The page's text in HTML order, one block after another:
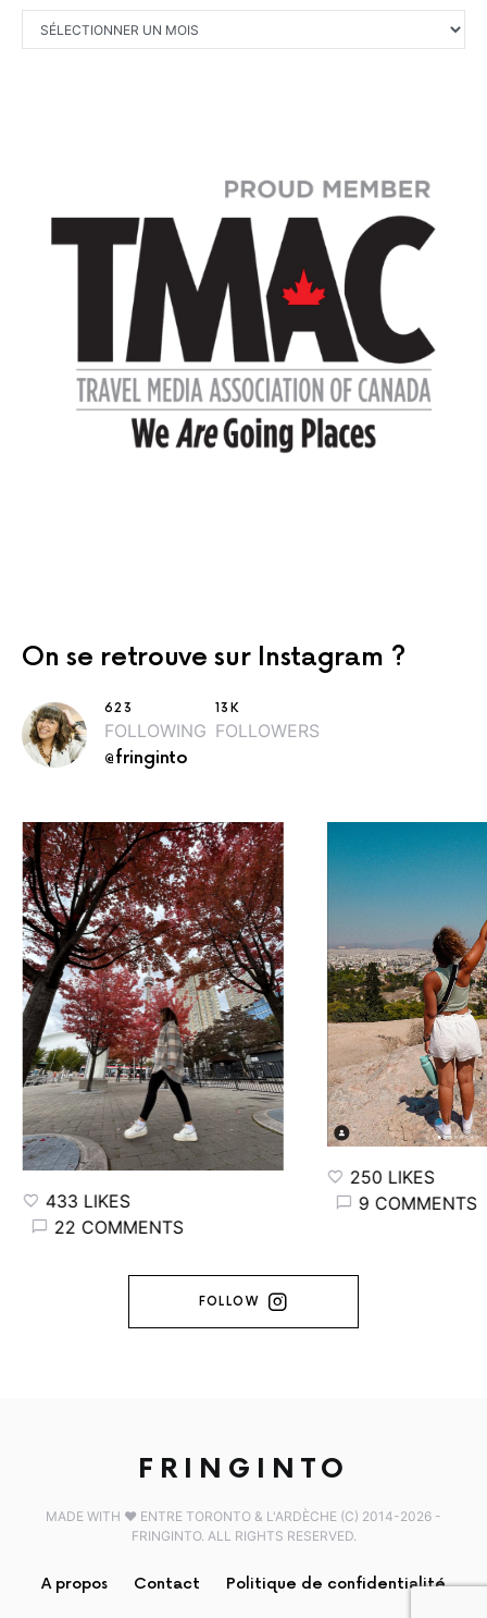
ARCHIVES
On se retrouve sur Instagram ?
623
FOLLOWING
13K
FOLLOWERS
@fringinto
433 LIKES
22 COMMENTS
250 LIKES
9 COMMENTS
FOLLOW
FRINGINTO
MADE WITH ♥️ ENTRE TORONTO & L'ARDÈCHE (C) 2014-2026 -
FRINGINTO. ALL RIGHTS RESERVED.
A propos Contact Politique de confidentialité